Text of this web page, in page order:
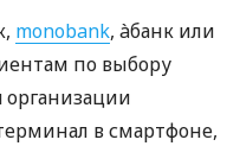
monobank, àбанк или
по выбору
в смартфоне,